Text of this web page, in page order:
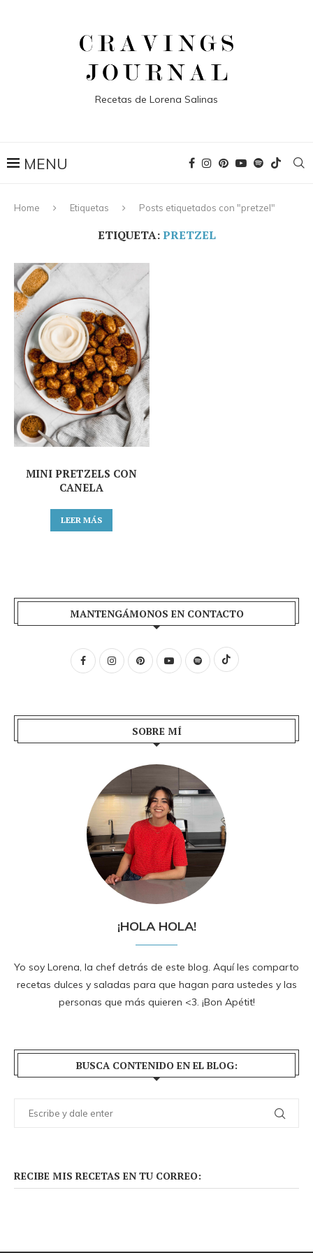
Recetas de Lorena Salinas
Home Etiquetas Posts etiquetados con "pretzel"
ETIQUETA:PRETZEL
MINI PRETZELS CON
CANELA
LEER MÁS
MANTENGÁMONOS EN CONTACTO
SOBRE MÍ
¡HOLA HOLA!
Yo soy Lorena, la chef detrás de este blog. Aquí les comparto
recetas dulces y saladas para que hagan para ustedes y las
personas que más quieren <3. ¡Bon Apétit!
BUSCA CONTENIDO EN EL BLOG:
RECIBE MIS RECETAS EN TU CORREO: